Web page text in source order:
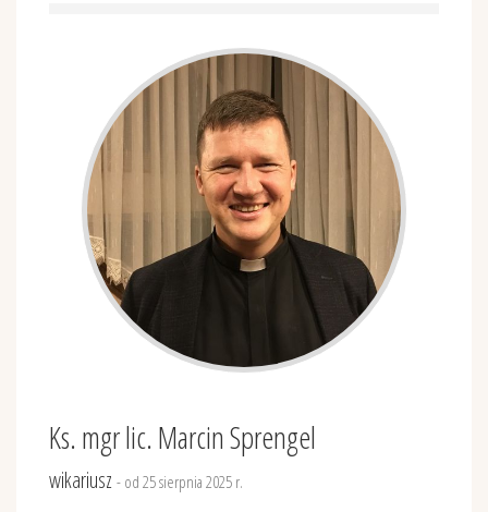
Ks. mgr lic. Marcin Sprengel
wikariusz - od 25 sierpnia 2025 r.